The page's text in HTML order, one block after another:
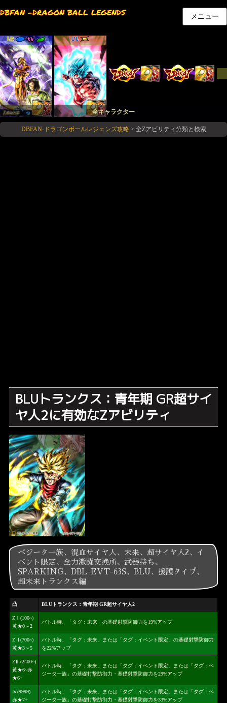
DBFAN -DRAGON BALL LEGENDS メニュー
LR UL
LL LL
全キャラクター
DBFAN-ドラゴンボールレジェンズ攻略> 全Zアビリティ分類と検索
BLUトランクス：青年期 GR超サイ
ヤ人2に有効なZアビリティ
ベジータ一族、混血サイヤ人、未来、超サイヤ人2、イ
ベント限定、全力激闘交換所、武器持ち、
SPARKING、DBL-EVT-63S、BLU、援護タイプ、
超未来トランクス編
凸 BLUトランクス：青年期 GR超サイヤ人2
ZⅠ(100~)
黄★0～2
バトル時、「タグ：未来」の基礎射撃防御力を19%アップ
ZⅡ(700~)
黄★3～5
バトル時、「タグ：未来」または「タグ：イベント限定」の基礎射撃防御力
を22%アップ
ZⅢ(2400~)
黃★6~赤
★6+
バトル時、「タグ：未来」または「タグ：イベント限定」または「タグ：ベ
ジータ一族」の基礎打撃防御力・基礎射撃防御力を29%アップ
Ⅳ(9999)
赤★7+
バトル時、「タグ：未来」または「タグ：イベント限定」または「タグ：ベ
ジータ一族」の基礎打撃防御力・基礎射撃防御力を33%アップ